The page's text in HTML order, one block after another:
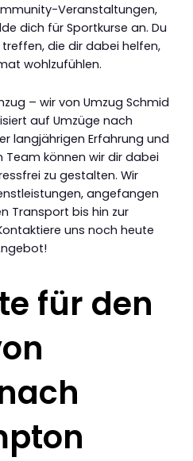
Veranstaltungen,
dich für Sportkurse an. Du
die dir dabei helfen,
wohlzufühlen.
– wir von Umzug Schmid
auf Umzüge nach
langjährigen Erfahrung und
können wir dir dabei
zu gestalten. Wir
angefangen
Transport bis hin zur
uns noch heute
für den